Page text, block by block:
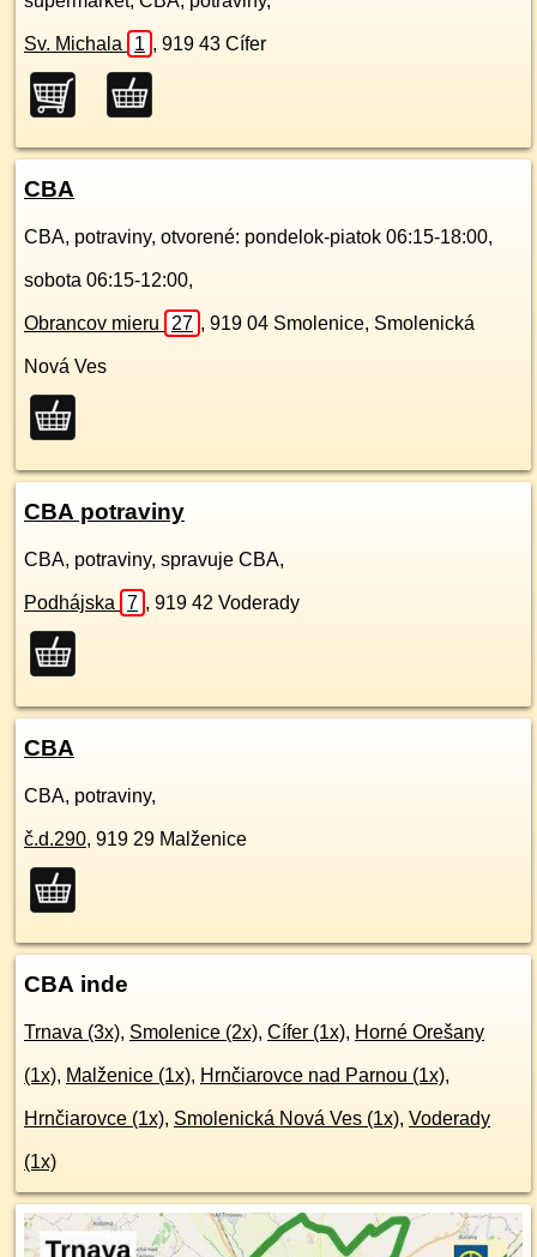
Sv. Michala 1 , 919 43 Cífer
CBA
CBA, potraviny, otvorené: pondelok-piatok 06:15-18:00,
sobota 06:15-12:00,
Obrancov mieru 27 , 919 04 Smolenice, Smolenická
Nová Ves
CBA potraviny
CBA, potraviny, spravuje CBA,
Podhájska 7 , 919 42 Voderady
CBA
CBA, potraviny,
č.d.290, 919 29 Malženice
CBA inde
Trnava (3x), Smolenice (2x), Cífer (1x), Horné Orešany
(1x), Malženice (1x), Hrnčiarovce nad Parnou (1x),
Hrnčiarovce (1x), Smolenická Nová Ves (1x), Voderady
(1x)